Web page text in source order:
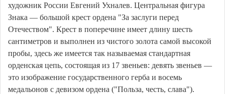
художник России Евгений Ухналев. Центральная фигура
Знака — большой крест ордена "За заслуги перед
Отечеством". Крест в поперечине имеет длину шесть
сантиметров и выполнен из чистого золота самой высокой
пробы, здесь же имеется так называемая стандартная
орденская цепь, состоящая из 17 звеньев: девять звеньев —
это изображение государственного герба и восемь
медальонов с девизом ордена ("Польза, честь, слава").